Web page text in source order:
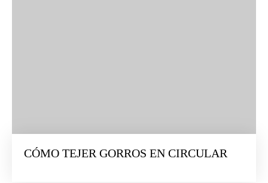
CÓMO TEJER GORROS EN CIRCULAR